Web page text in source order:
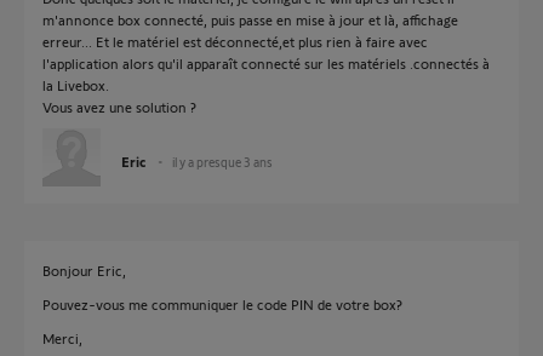
m'annonce box connecté, puis passe en mise à jour et là, affichage
erreur... Et le matériel est déconnecté,et plus rien à faire avec
l'application alors qu'il apparaît connecté sur les matériels .connectés à
la Livebox.
Vous avez une solution ?
Eric il y a presque 3 ans
Bonjour Eric,
Pouvez-vous me communiquer le code PIN de votre box?
Merci,